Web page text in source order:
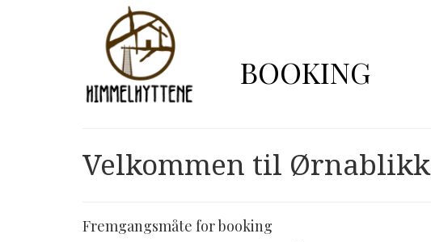
BOOKING
Velkommen til Ørnablikk
Fremgangsmåte for booking